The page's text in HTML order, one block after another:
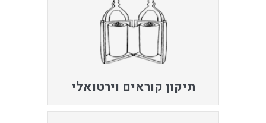
תיקון קוראים וירטואלי